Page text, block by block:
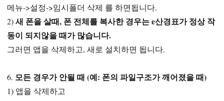
메뉴->설정->임시폴더 삭제 를 하면됩니다.
2)새 폰을 살때, 폰 전체를 복사한 경우는 e산경표가 정상 작
동이 되지않을 때가 많습니다.
그러면 앱을 삭제하고, 새로 설치하면 됩니다.
6. 모든 경우가 안될 때 (예: 폰의 파일구조가 깨어졌을 때)
1) 앱을 삭제하고